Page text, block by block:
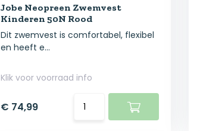
Jobe Neopreen Zwemvest
Kinderen 50N Rood
Dit zwemvest is comfortabel, flexibel
en heeft e...
Klik voor voorraad info
€ 74,99